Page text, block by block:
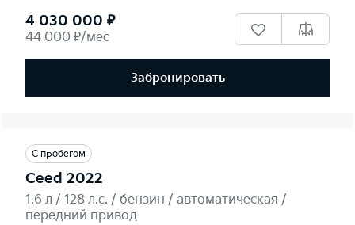
4 030 000 ₽
44 000 ₽/мес
Забронировать
С пробегом
Ceed 2022
1.6 л / 128 л.c. / бензин / автоматическая /
передний привод